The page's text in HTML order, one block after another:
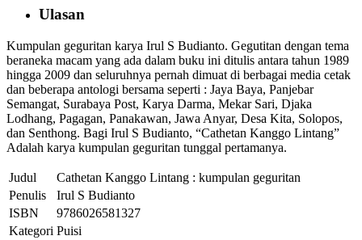
Ulasan
Kumpulan geguritan karya Irul S Budianto. Gegutitan dengan tema
beraneka macam yang ada dalam buku ini ditulis antara tahun 1989
hingga 2009 dan seluruhnya pernah dimuat di berbagai media cetak
dan beberapa antologi bersama seperti : Jaya Baya, Panjebar
Semangat, Surabaya Post, Karya Darma, Mekar Sari, Djaka
Lodhang, Pagagan, Panakawan, Jawa Anyar, Desa Kita, Solopos,
dan Senthong. Bagi Irul S Budianto, “Cathetan Kanggo Lintang”
Adalah karya kumpulan geguritan tunggal pertamanya.
Judul
Cathetan Kanggo Lintang : kumpulan geguritan
Penulis
Irul S Budianto
ISBN
9786026581327
Kategori Puisi